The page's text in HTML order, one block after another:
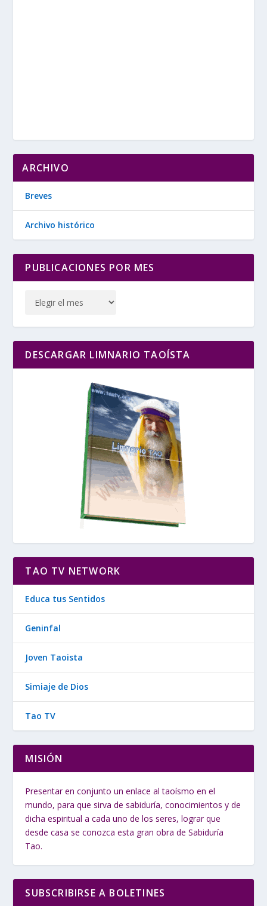
ARCHIVO
Breves
Archivo histórico
PUBLICACIONES POR MES
DESCARGAR LIMNARIO TAOÍSTA
TAO TV NETWORK
Educa tus Sentidos
Geninfal
Joven Taoista
Simiaje de Dios
Tao TV
MISIÓN
Presentar en conjunto un enlace al taoísmo en el
mundo, para que sirva de sabiduría, conocimientos y de
dicha espiritual a cada uno de los seres, lograr que
desde casa se conozca esta gran obra de Sabiduría
Tao.
SUBSCRIBIRSE A BOLETINES